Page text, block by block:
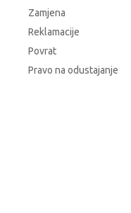
Zamjena
Reklamacije
Povrat
Pravo na odustajanje